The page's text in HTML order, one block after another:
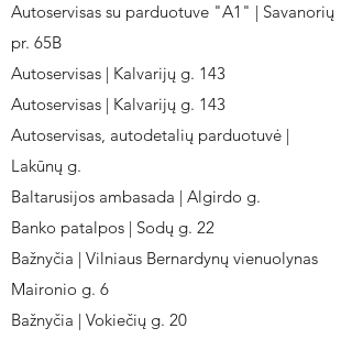
Autoservisas su parduotuve "A1" | Savanorių
pr. 65B
Autoservisas | Kalvarijų g. 143
Autoservisas | Kalvarijų g. 143
Autoservisas, autodetalių parduotuvė |
Lakūnų g.
Baltarusijos ambasada | Algirdo g.
Banko patalpos | Sodų g. 22
Bažnyčia | Vilniaus Bernardynų vienuolynas
Maironio g. 6
Bažnyčia | Vokiečių g. 20